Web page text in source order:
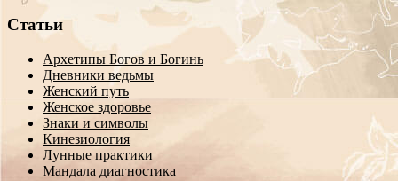
Статьи
Архетипы Богов и Богинь
Дневники ведьмы
Женский путь
Женское здоровье
Знаки и символы
Кинезиология
Лунные практики
Мандала диагностика